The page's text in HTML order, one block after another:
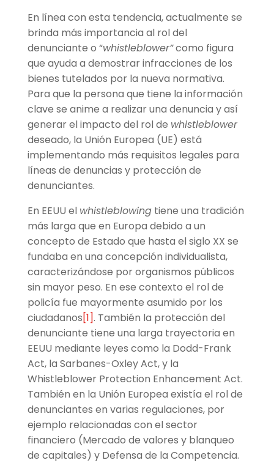
En línea con esta tendencia, actualmente se
brinda más importancia al rol del
denunciante o “whistleblower”como figura
que ayuda a demostrar infracciones de los
bienes tutelados por la nueva normativa.
Para que la persona que tiene la información
clave se anime a realizar una denuncia y así
generar el impacto del rol de whistleblower
deseado, la Unión Europea (UE) está
implementando más requisitos legales para
líneas de denuncias y protección de
denunciantes.
En EEUU el whistleblowingtiene una tradición
más larga que en Europa debido a un
concepto de Estado que hasta el siglo XX se
fundaba en una concepción individualista,
caracterizándose por organismos públicos
sin mayor peso. En ese contexto el rol de
policía fue mayormente asumido por los
ciudadanos[1]. También la protección del
denunciante tiene una larga trayectoria en
EEUU mediante leyes como la Dodd-Frank
Act, la Sarbanes-Oxley Act, y la
Whistleblower Protection Enhancement Act.
También en la Unión Europea existía el rol de
denunciantes en varias regulaciones, por
ejemplo relacionadas con el sector
financiero (Mercado de valores y blanqueo
de capitales) y Defensa de la Competencia.